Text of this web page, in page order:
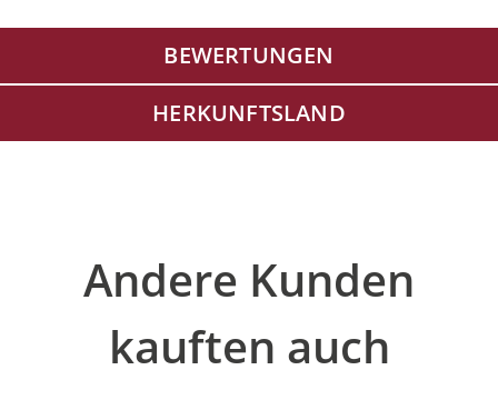
BEWERTUNGEN
HERKUNFTSLAND
Andere Kunden
kauften auch